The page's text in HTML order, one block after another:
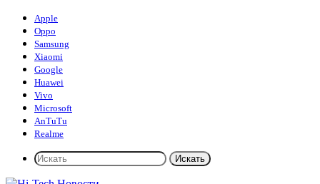
Apple
Oppo
Samsung
Xiaomi
Google
Huawei
Vivo
Microsoft
AnTuTu
Realme
Искать